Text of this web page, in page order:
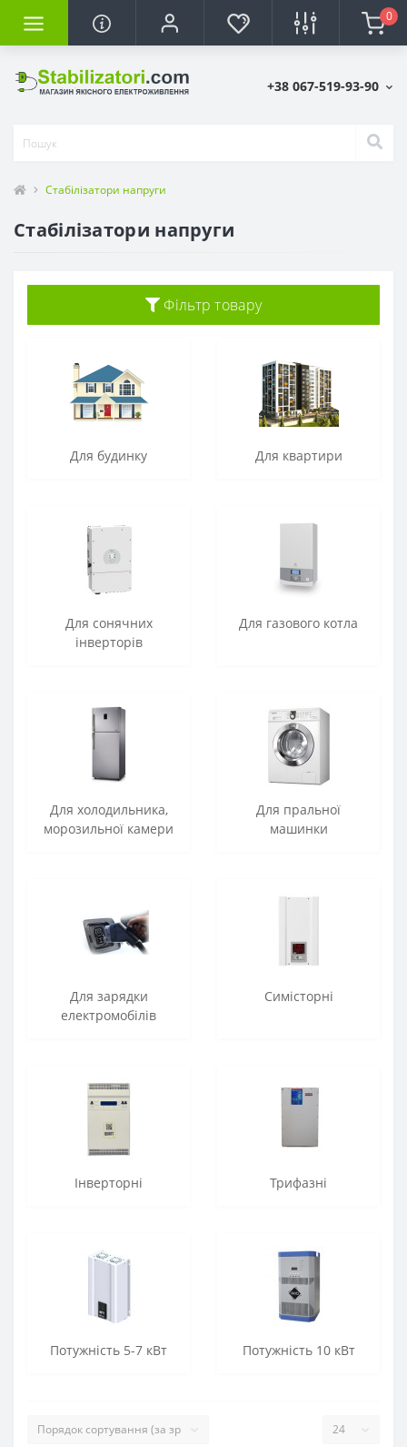
0
+38 067-519-93-90
Стабілізатори напруги
Стабілізатори напруги
Фільтр товару
Для будинку Для квартири
Для сонячних
інверторів
Для газового котла
Для холодильника,
морозильної камери
Для пральної
машинки
Для зарядки
електромобілів
Симісторні
Інверторні Трифазні
Потужність 5-7 кВт Потужність 10 кВт